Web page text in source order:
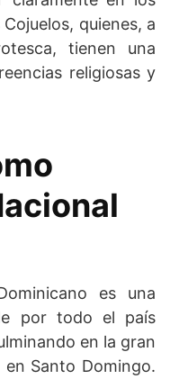
quienes, a
tienen una
religiosas y
es una
por todo el país
en la gran
Santo Domingo.